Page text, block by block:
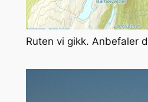
Ruten vi gikk. Anbefaler